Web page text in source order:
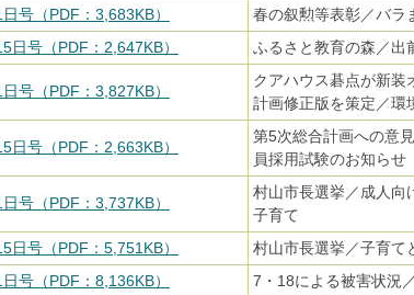
号（PDF：3,683KB）
春の叙勲等表彰／バラ
日号（PDF：2,647KB）
ふるさと教育の森／出
号（PDF：3,827KB）
クアハウス碁点が新装
計画修正版を策定／
日号（PDF：2,663KB）
第5次総合計画への意
員採用試験のお知らせ
号（PDF：3,737KB）
村山市長選挙／成人向
子育て
日号（PDF：5,751KB）
村山市長選挙／子育て
号（PDF：8,136KB）
7・18による被害状況